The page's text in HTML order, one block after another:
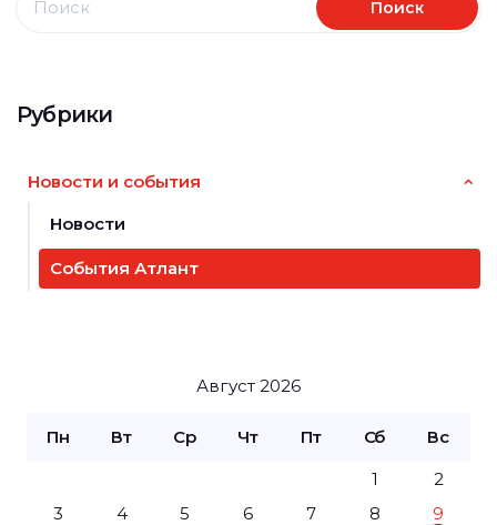
Рубрики
Новости и события
Новости
События Атлант
Август 2026
Пн Вт Ср Чт Пт Сб
Вс
1
2
3
4 5 6 7 8
9